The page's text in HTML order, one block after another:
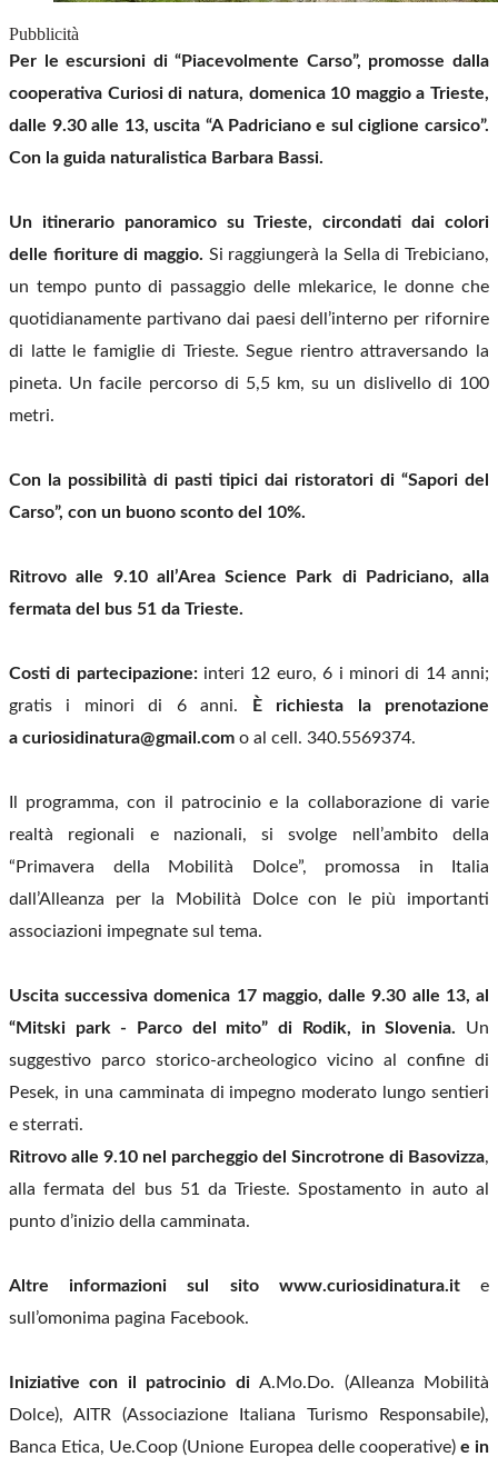
Pubblicità
Per le escursioni di “Piacevolmente Carso”, promosse dalla
cooperativa Curiosi di natura, domenica 10 maggio a Trieste,
dalle 9.30 alle 13, uscita “A Padriciano e sul ciglione carsico”.
Con la guida naturalistica Barbara Bassi.
Un itinerario panoramico su Trieste, circondati dai colori
delle fioriture di maggio. Si raggiungerà la Sella di Trebiciano,
un tempo punto di passaggio delle mlekarice, le donne che
quotidianamente partivano dai paesi dell’interno per rifornire
di latte le famiglie di Trieste. Segue rientro attraversando la
pineta. Un facile percorso di 5,5 km, su un dislivello di 100
metri.
Con la possibilità di pasti tipici dai ristoratori di “Sapori del
Carso”, con un buono sconto del 10%.
Ritrovo alle 9.10 all’Area Science Park di Padriciano, alla
fermata del bus 51 da Trieste.
Costi di partecipazione:interi 12 euro, 6 i minori di 14 anni;
gratis i minori di 6 anni.
È richiesta la prenotazione
a curiosidinatura@gmail.com o al cell. 340.5569374.
Il programma, con il patrocinio e la collaborazione di varie
realtà regionali e nazionali, si svolge nell’ambito della
“Primavera della Mobilità Dolce”, promossa in Italia
dall’Alleanza per la Mobilità Dolce con le più importanti
associazioni impegnate sul tema.
Uscita successiva domenica 17 maggio, dalle 9.30 alle 13, al
“Mitski park - Parco del mito” di Rodik, in Slovenia. Un
suggestivo parco storico-archeologico vicino al confine di
Pesek, in una camminata di impegno moderato lungo sentieri
e sterrati.
Ritrovo alle 9.10 nel parcheggio del Sincrotrone di Basovizza,
alla fermata del bus 51 da Trieste. Spostamento in auto al
punto d’inizio della camminata.
Altre informazioni sul sito www.curiosidinatura.it e
sull’omonima pagina Facebook.
Iniziative con il patrocinio diA.Mo.Do. (Alleanza Mobilità
Dolce), AITR (Associazione Italiana Turismo Responsabile),
Banca Etica, Ue.Coop (Unione Europea delle cooperative) e in